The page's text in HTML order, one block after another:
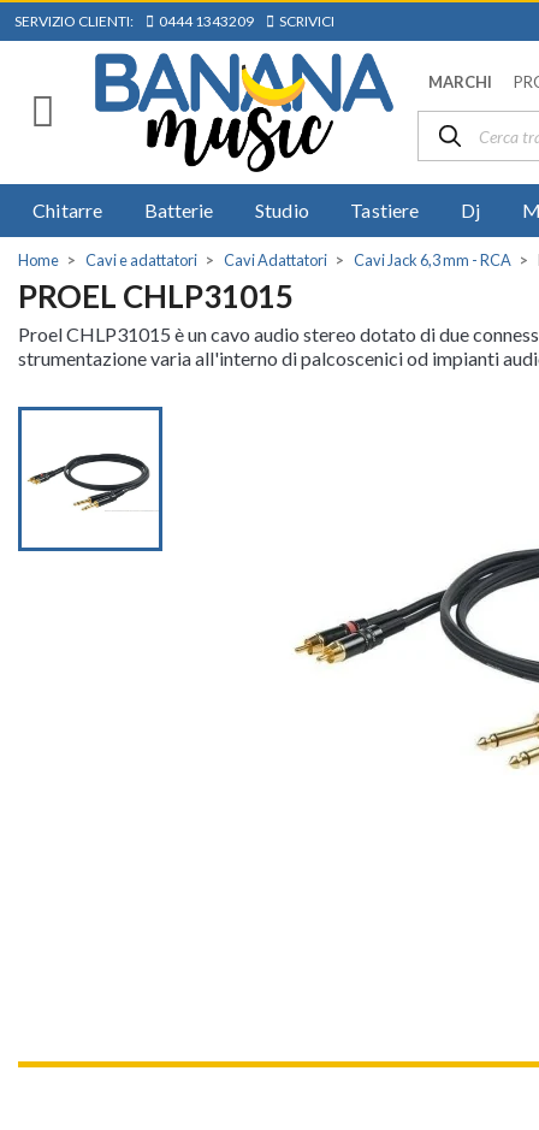
SERVIZIO CLIENTI: 0444 1343209 SCRIVICI
MARCHI
Chitarre Batterie Studio Tastiere Dj
Home Cavi e adattatori Cavi Adattatori Cavi Jack 6,3 mm - RCA
PROEL CHLP31015
Proel CHLP31015 è un cavo audio stereo dotato di due
strumentazione varia all'interno di palcoscenici od impianti